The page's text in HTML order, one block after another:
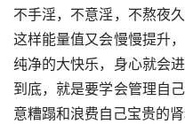
不手淫，不意淫，不熬夜
这样能量值又会慢慢提升
纯净的大快乐，身心就会
到底，就是要学会管理自
意糟蹋和浪费自己宝贵的肾